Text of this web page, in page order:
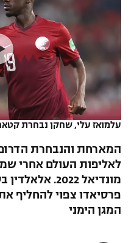
VOD
רץ ברשת
תוצאות
לוח שידורים
ברחבה
נבחרת ישראל
מכבי חיפה
בית"ר ירושלים
מכבי תל אביב
הפועל תל אביב
הפועל חיפה
הפועל באר שבע
ליגה ספרדית
ליגה איטלקית
ליגה צרפתית
ליגה הולנדית
ליגה טורקית
ליגה סינית
כדורסל נשים
מכבי תל אביב
הפועל חולון
הפועל ירושלים
דני אבדיה
יורוליג
כדוריד
כדורעף
שחייה
ג'ודו
אגרוף
ספורט אולימפי
עלמואז עלי, שחקן נבחרת
המארחת והנבחרת
לאליפות העולם אחרי
מונדיאל 2022.
פרסיאדו צפוי להחליף
המגן הימני